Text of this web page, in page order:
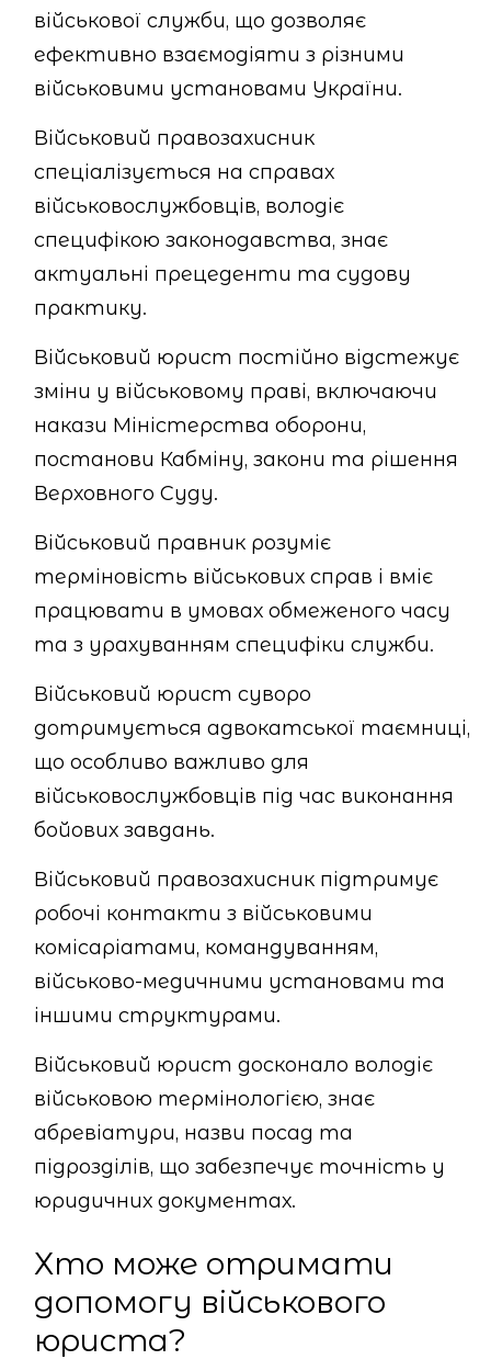
військової служби, що дозволяє
ефективно взаємодіяти з різними
військовими установами України.
Військовий правозахисник
спеціалізується на справах
військовослужбовців, володіє
специфікою законодавства, знає
актуальні прецеденти та судову
практику.
Військовий юрист постійно відстежує
зміни у військовому праві, включаючи
накази Міністерства оборони,
постанови Кабміну, закони та рішення
Верховного Суду.
Військовий правник розуміє
терміновість військових справ і вміє
працювати в умовах обмеженого часу
та з урахуванням специфіки служби.
Військовий юрист суворо
дотримується адвокатської таємниці,
що особливо важливо для
військовослужбовців під час виконання
бойових завдань.
Військовий правозахисник підтримує
робочі контакти з військовими
комісаріатами, командуванням,
військово-медичними установами та
іншими структурами.
Військовий юрист досконало володіє
військовою термінологією, знає
абревіатури, назви посад та
підрозділів, що забезпечує точність у
юридичних документах.
Хто може отримати
допомогу військового
юриста?